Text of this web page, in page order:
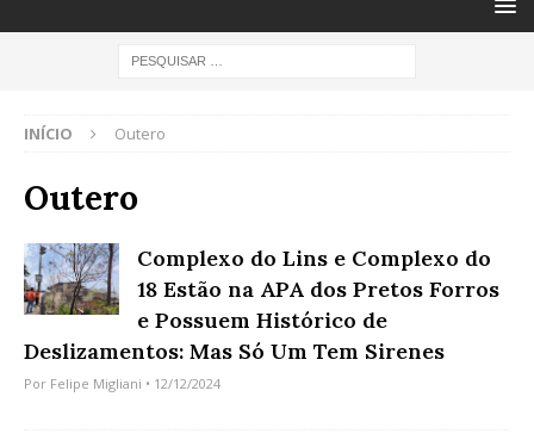
INÍCIO Outero
Outero
Complexo do Lins e Complexo do
18 Estão na APA dos Pretos Forros
e Possuem Histórico de
Deslizamentos: Mas Só Um Tem Sirenes
Por Felipe Migliani • 12/12/2024